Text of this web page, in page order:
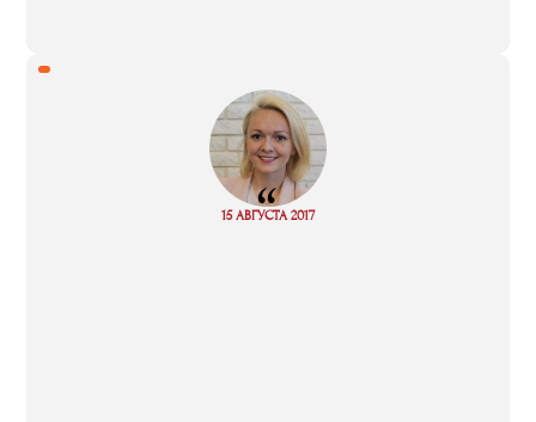
“
15 АВГУСТА 2017
Read